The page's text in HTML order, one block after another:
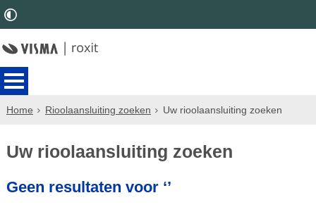
Home Rioolaansluiting zoeken Uw rioolaansluiting zoeken
Uw rioolaansluiting zoeken
Geen resultaten voor ‘’